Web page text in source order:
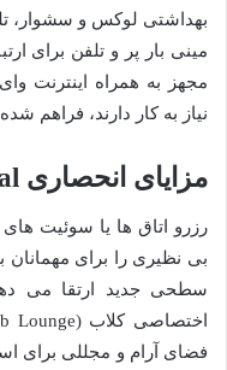
بهداشتی لوکس و سشوار،
مینی بار پر و تلفن برای
مجهز به همراه اینترنت
نیاز به کار دارند، فراهم
مزایای انحصاری Club InterContinental
رزرو اتاق ها یا سوئیت های
بی نظیری را برای مهمانان
سطحی جدید ارتقا می
فضای آرام و مجللی برای